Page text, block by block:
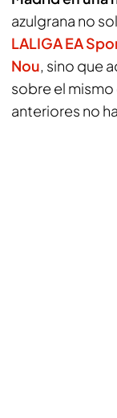
azulgrana no
LALIGA EA
Nou, sino que
sobre el
anteriores no